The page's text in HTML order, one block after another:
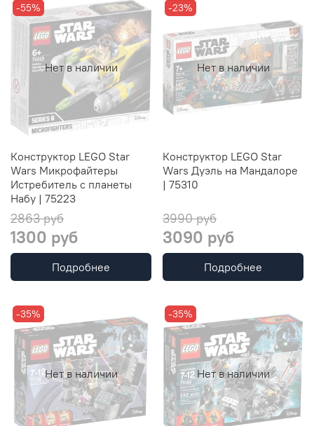
Нет в наличии
-55%
Конструктор LEGO Star
Wars Микрофайтеры
Истребитель с планеты
Набу | 75223
2863 руб
1300 руб
Подробнее
Нет в наличии
-23%
Конструктор LEGO Star
Wars Дуэль на Мандалоре
| 75310
3990 руб
3090 руб
Подробнее
Нет в наличии
-35%
Нет в наличии
-35%